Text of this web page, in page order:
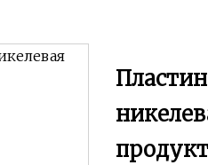
продукт